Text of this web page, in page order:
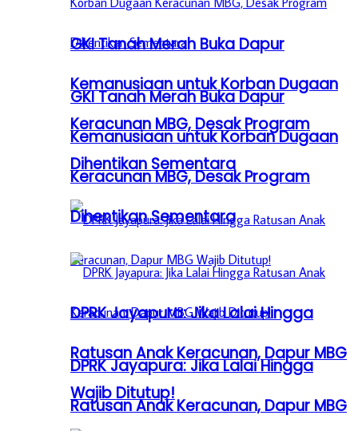
GKI Tanah Merah Buka Dapur
Kemanusiaan untuk Korban Dugaan
Keracunan MBG, Desak Program
Dihentikan Sementara
DPRK Jayapura: Jika Lalai Hingga
Ratusan Anak Keracunan, Dapur MBG
Wajib Ditutup!
GKI Tanah Merah Buka Dapur
Kemanusiaan untuk Korban Dugaan
Keracunan MBG, Desak Program
Dihentikan Sementara
DPRK Jayapura: Jika Lalai Hingga
Ratusan Anak Keracunan, Dapur MBG